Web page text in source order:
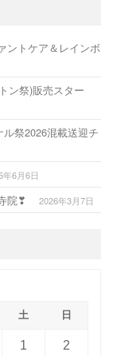
ントケア＆レインボ
ン祭)販売スター
祭2026混載送迎チ
年6月6日
院❣ 2026年3月7日
土 日
1 2